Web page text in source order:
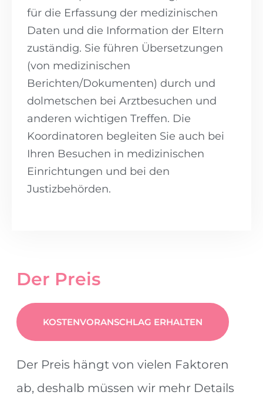
für die Erfassung der medizinischen
Daten und die Information der Eltern
zuständig. Sie führen Übersetzungen
(von medizinischen
Berichten/Dokumenten) durch und
dolmetschen bei Arztbesuchen und
anderen wichtigen Treffen. Die
Koordinatoren begleiten Sie auch bei
Ihren Besuchen in medizinischen
Einrichtungen und bei den
Justizbehörden.
Der Preis
KOSTENVORANSCHLAG ERHALTEN
Der Preis hängt von vielen Faktoren
ab, deshalb müssen wir mehr Details